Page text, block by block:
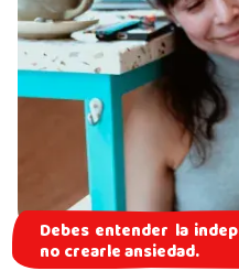
Debes entender la
no crearle ansiedad.